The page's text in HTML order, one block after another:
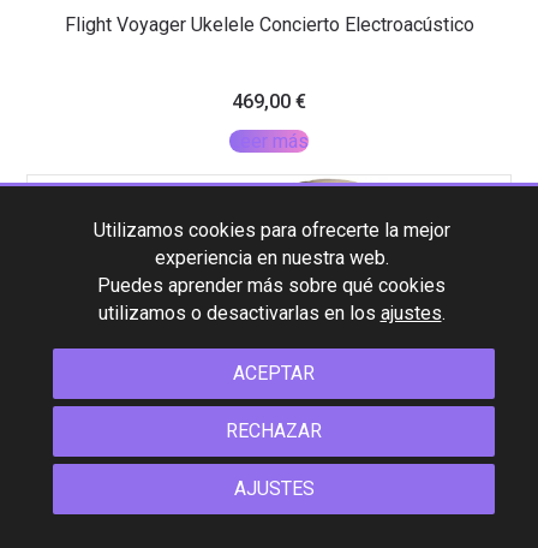
Flight Voyager Ukelele Concierto Electroacústico
469,00 €
Leer más
Utilizamos cookies para ofrecerte la mejor
experiencia en nuestra web.
Puedes aprender más sobre qué cookies
utilizamos o desactivarlas en los ajustes.
ACEPTAR
RECHAZAR
AJUSTES